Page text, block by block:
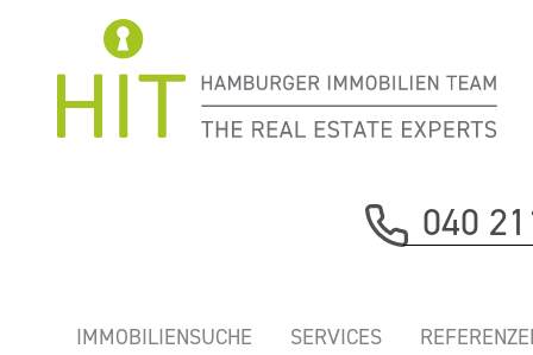
040
IMMOBILIENSUCHE SERVICES
„COLUMBUS